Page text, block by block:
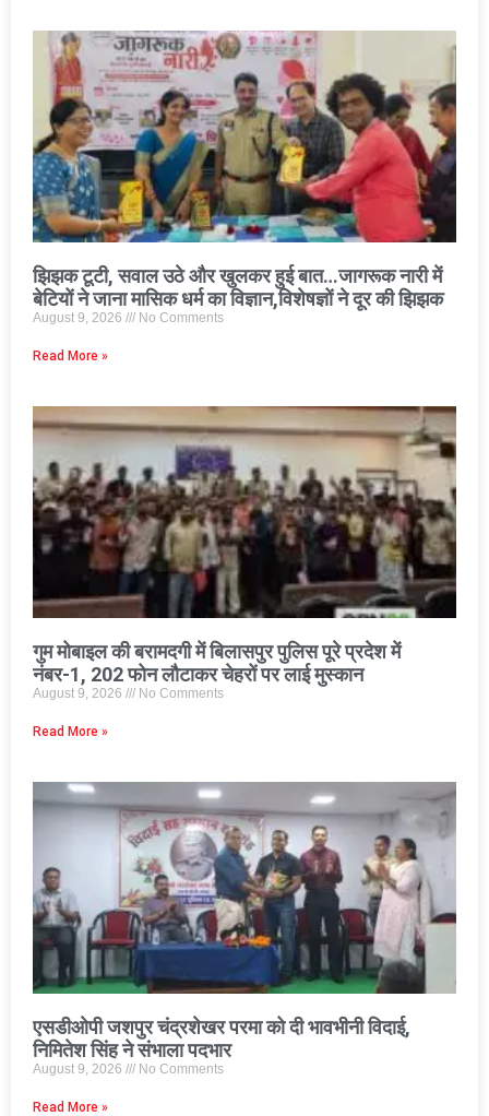
झिझक टूटी, सवाल उठे और खुलकर हुई बात…जागरूक नारी में
बेटियों ने जाना मासिक धर्म का विज्ञान,विशेषज्ञों ने दूर की झिझक
August 9, 2026 No Comments
Read More »
गुम मोबाइल की बरामदगी में बिलासपुर पुलिस पूरे प्रदेश में
नंबर-1, 202 फोन लौटाकर चेहरों पर लाई मुस्कान
August 9, 2026 No Comments
Read More »
एसडीओपी जशपुर चंद्रशेखर परमा को दी भावभीनी विदाई,
निमितेश सिंह ने संभाला पदभार
August 9, 2026 No Comments
Read More »